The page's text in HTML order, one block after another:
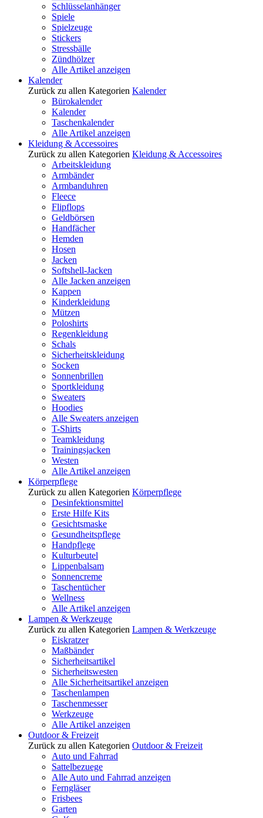
Schlüsselanhänger
Spiele
Spielzeuge
Stickers
Stressbälle
Zündhölzer
Alle Artikel anzeigen
Kalender
Zurück zu allen Kategorien Kalender
Bürokalender
Kalender
Taschenkalender
Alle Artikel anzeigen
Kleidung & Accessoires
Zurück zu allen Kategorien Kleidung & Accessoires
Arbeitskleidung
Armbänder
Armbanduhren
Fleece
Flipflops
Geldbörsen
Handfächer
Hemden
Hosen
Jacken
Softshell-Jacken
Alle Jacken anzeigen
Kappen
Kinderkleidung
Mützen
Poloshirts
Regenkleidung
Schals
Sicherheitskleidung
Socken
Sonnenbrillen
Sportkleidung
Sweaters
Hoodies
Alle Sweaters anzeigen
T-Shirts
Teamkleidung
Trainingsjacken
Westen
Alle Artikel anzeigen
Körperpflege
Zurück zu allen Kategorien Körperpflege
Desinfektionsmittel
Erste Hilfe Kits
Gesichtsmaske
Gesundheitspflege
Handpflege
Kulturbeutel
Lippenbalsam
Sonnencreme
Taschentücher
Wellness
Alle Artikel anzeigen
Lampen & Werkzeuge
Zurück zu allen Kategorien Lampen & Werkzeuge
Eiskratzer
Maßbänder
Sicherheitsartikel
Sicherheitswesten
Alle Sicherheitsartikel anzeigen
Taschenlampen
Taschenmesser
Werkzeuge
Alle Artikel anzeigen
Outdoor & Freizeit
Zurück zu allen Kategorien Outdoor & Freizeit
Auto und Fahrrad
Sattelbezuege
Alle Auto und Fahrrad anzeigen
Ferngläser
Frisbees
Garten